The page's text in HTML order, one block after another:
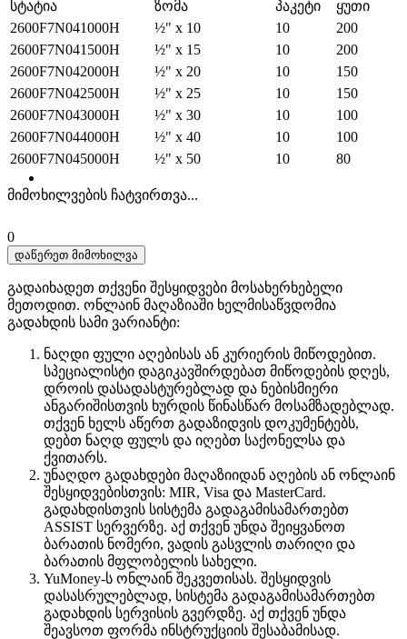
სტატია ზომა პაკეტი
ყუთი
2600F7N041000H
½" x 10 10
200
2600F7N041500H
½" x 15 10
200
2600F7N042000H
½" x 20 10
150
2600F7N042500H
½" x 25 10
150
2600F7N043000H
½" x 30 10
100
2600F7N044000H
½" x 40 10
100
2600F7N045000H
½" x 50 10 80
მიმოხილვების ჩატვირთვა...
0
დაწერეთ მიმოხილვა
გადაიხადეთ თქვენი შესყიდვები მოსახერხებელი
მეთოდით. ​​ონლაინ მაღაზიაში ხელმისაწვდომია
გადახდის სამი ვარიანტი:
ნაღდი ფული აღებისას ან კურიერის მიწოდებით.
სპეციალისტი დაგიკავშირდებათ მიწოდების დღეს,
დროის დასადასტურებლად და ნებისმიერი
ანგარიშისთვის ხურდის წინასწარ მოსამზადებლად.
თქვენ ხელს აწერთ გადაზიდვის დოკუმენტებს,
დებთ ნაღდ ფულს და იღებთ საქონელსა და
ქვითარს.
უნაღდო გადახდები მაღაზიიდან აღების ან ონლაინ
შესყიდვებისთვის: MIR, Visa და MasterCard.
გადახდისთვის სისტემა გადაგამისამართებთ
ASSIST სერვერზე. აქ თქვენ უნდა შეიყვანოთ
ბარათის ნომერი, ვადის გასვლის თარიღი და
ბარათის მფლობელის სახელი.
YuMoney-ს ონლაინ შეკვეთისას. შესყიდვის
დასასრულებლად, სისტემა გადაგამისამართებთ
გადახდის სერვისის გვერდზე. აქ თქვენ უნდა
შეავსოთ ფორმა ინსტრუქციის შესაბამისად.